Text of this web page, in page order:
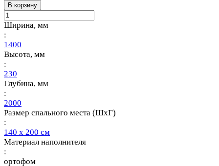
В корзину
Ширина, мм
:
1400
Высота, мм
:
230
Глубина, мм
:
2000
Размер спального места (ШхГ)
:
140 х 200 см
Материал наполнителя
:
ортофом